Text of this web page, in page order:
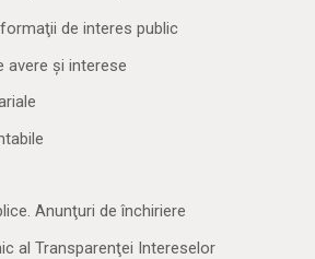
de interes public
avere și interese
Anunţuri de închiriere
al Transparenţei Intereselor